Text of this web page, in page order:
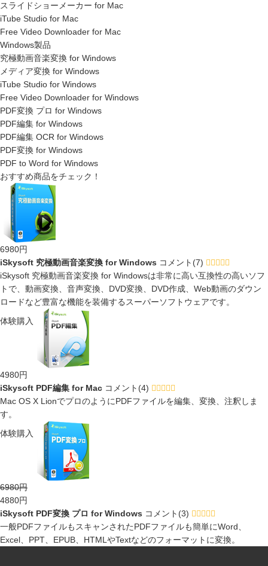
スライドショーメーカー for Mac
iTube Studio for Mac
Free Video Downloader for Mac
Windows製品
究極動画音楽変換 for Windows
メディア変換 for Windows
iTube Studio for Windows
Free Video Downloader for Windows
PDF変換 プロ for Windows
PDF編集 for Windows
PDF編集 OCR for Windows
PDF変換 for Windows
PDF to Word for Windows
おすすめ商品をチェック！
6980円
iSkysoft 究極動画音楽変換 for Windows コメント(7)
iSkysoft 究極動画音楽変換 for Windowsは非常に高い互換性の高いソフ
トで、動画変換、音声変換、DVD変換、DVD作成、Web動画のダウン
ロードなど豊富な機能を装備するスーパーソフトウェアです。
体験購入
4980円
iSkysoft PDF編集 for Mac コメント(4)
Mac OS X LionでプロのようにPDFファイルを編集、変換、注釈しま
す。
体験購入
6980円
4880円
iSkysoft PDF変換 プロ for Windows コメント(3)
一般PDFファイルもスキャンされたPDFファイルも簡単にWord、
Excel、PPT、EPUB、HTMLやTextなどのフォーマットに変換。